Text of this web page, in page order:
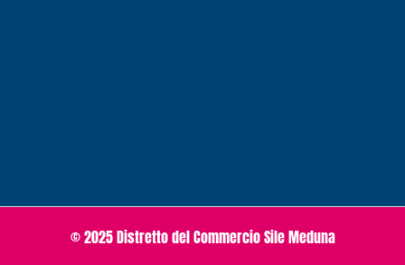
© 2025 Distretto del Commercio Sile Meduna